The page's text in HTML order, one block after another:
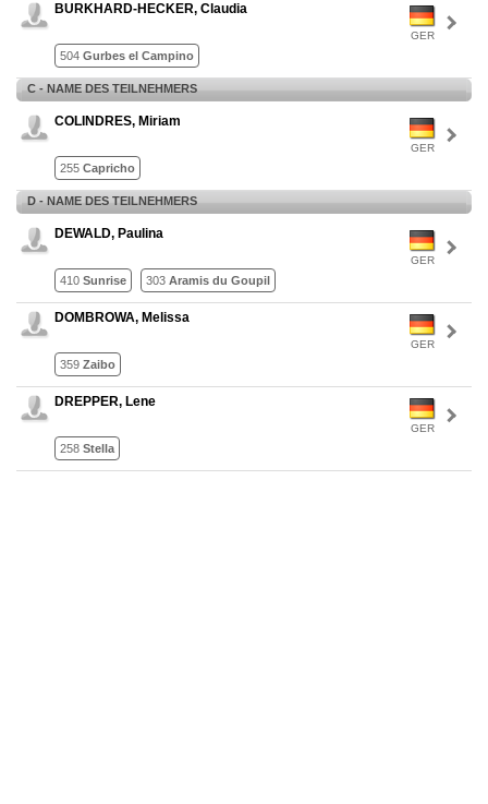
GER
BURKHARD-HECKER, Claudia
504 Gurbes el Campino
C - NAME DES TEILNEHMERS
GER
COLINDRES, Miriam
255 Capricho
D - NAME DES TEILNEHMERS
GER
DEWALD, Paulina
410 Sunrise 303 Aramis du Goupil
GER
DOMBROWA, Melissa
359 Zaibo
GER
DREPPER, Lene
258 Stella